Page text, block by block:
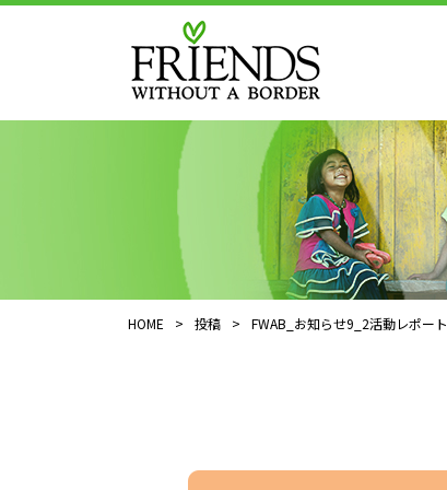
HOME > 投稿 > FWAB_お知らせ9_2活動レポート